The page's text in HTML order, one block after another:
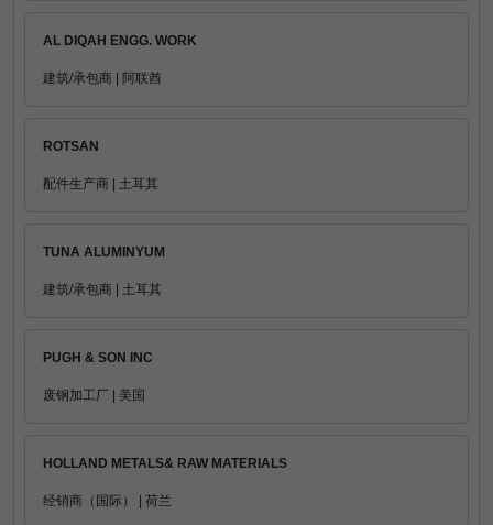
AL DIQAH ENGG. WORK
建筑/承包商 | 阿联酋
ROTSAN
配件生产商 | 土耳其
TUNA ALUMINYUM
建筑/承包商 | 土耳其
PUGH & SON INC
废钢加工厂 | 美国
HOLLAND METALS& RAW MATERIALS
经销商（国际） | 荷兰